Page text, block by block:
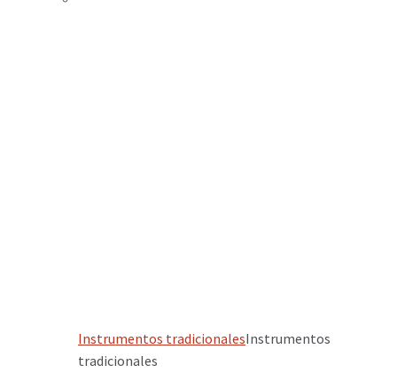
Instrumentos tradicionalesInstrumentos
tradicionales